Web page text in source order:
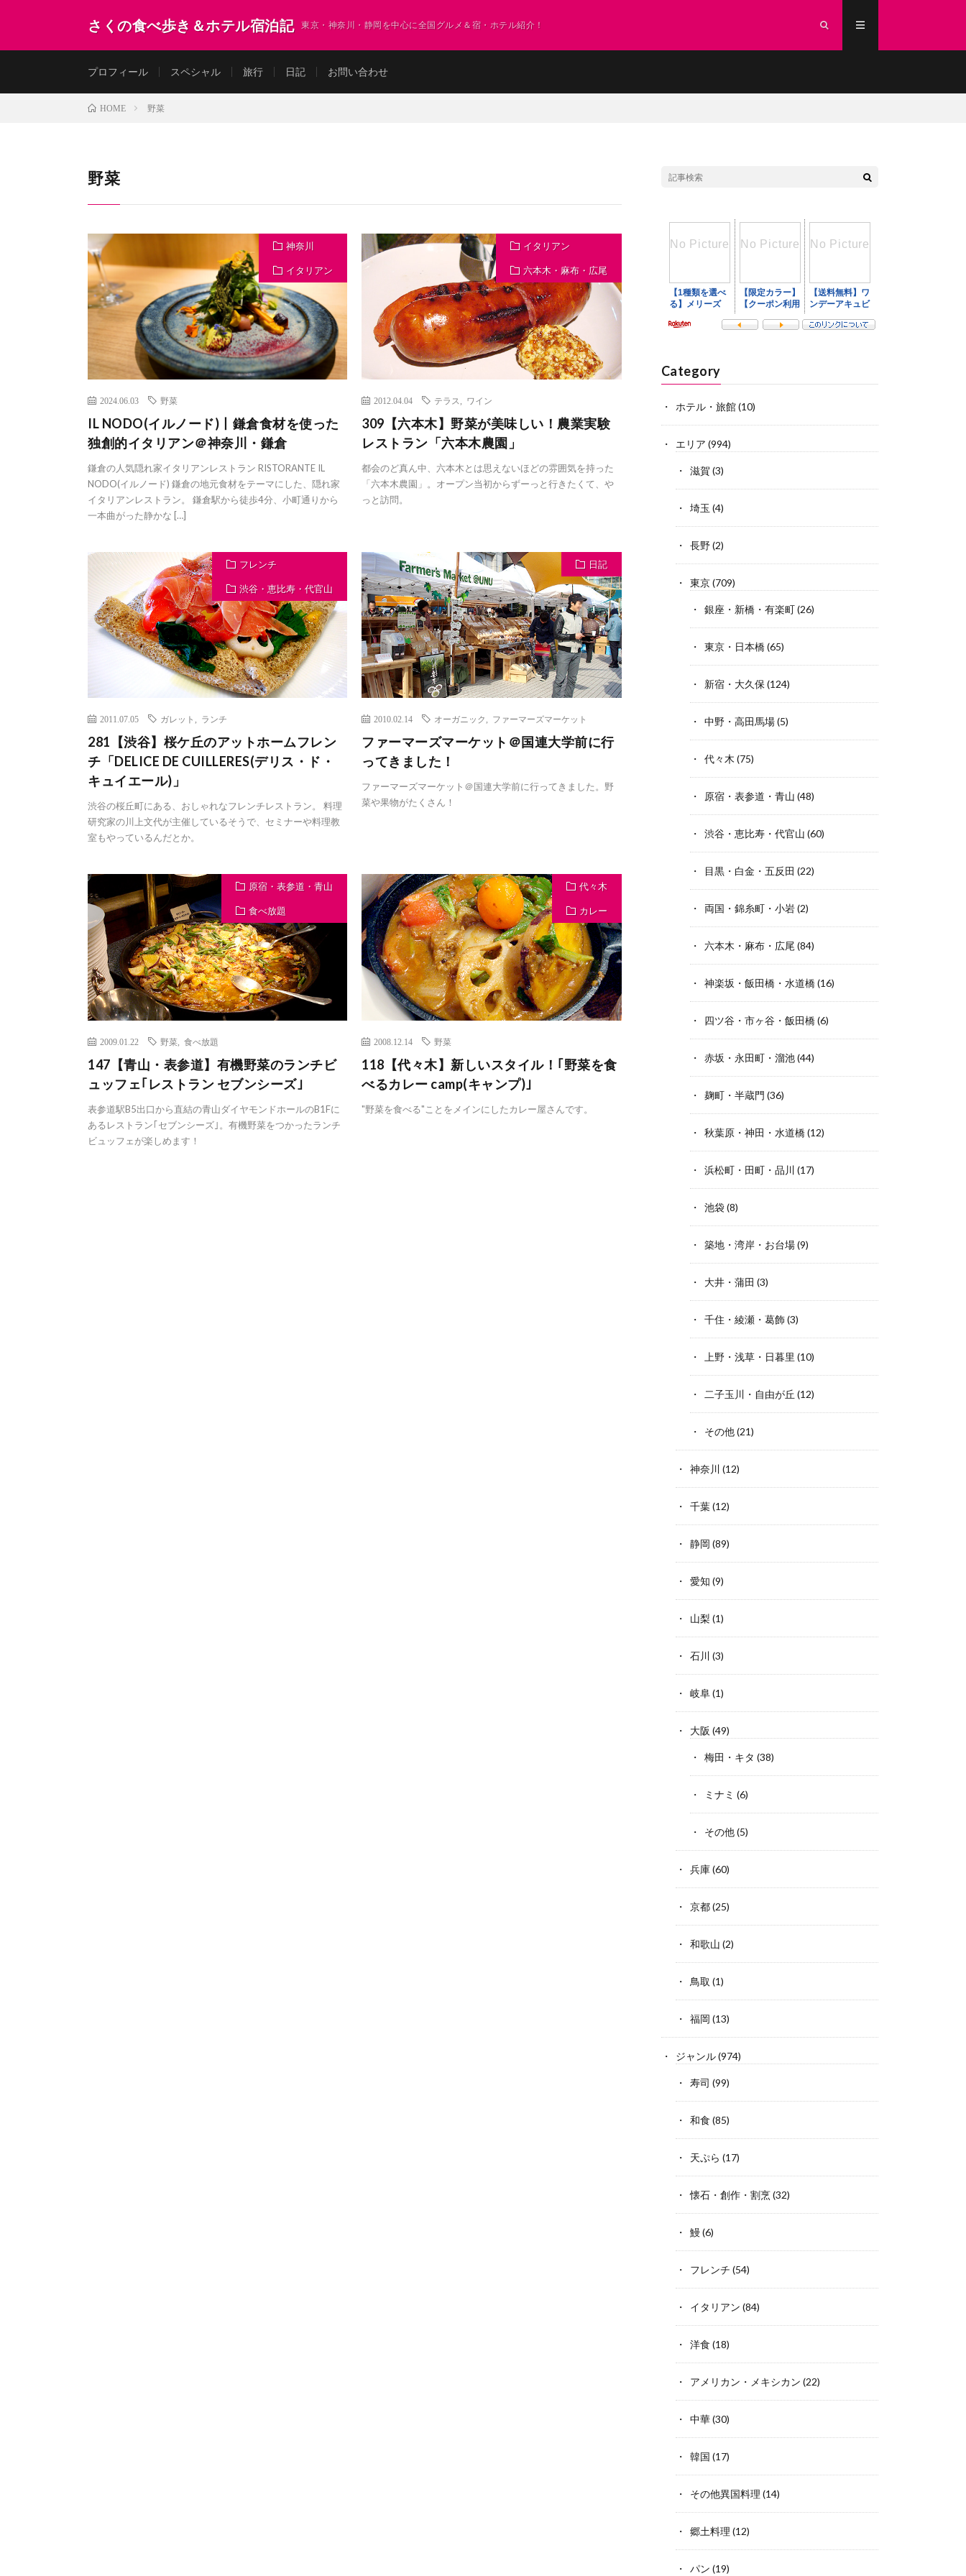
さくの食べ歩き＆ホテル宿泊記 東京・神奈川・静岡を中心に全国グルメ＆宿・ホテル紹介！
プロフィール スペシャル 旅行 日記 お問い合わせ
HOME 野菜
野菜
神奈川
イタリアン
2024.06.03 野菜
IL NODO(イルノード)丨鎌倉食材を使った
独創的イタリアン＠神奈川・鎌倉
鎌倉の人気隠れ家イタリアンレストラン RISTORANTE IL
NODO(イルノード) 鎌倉の地元食材をテーマにした、隠れ家
イタリアンレストラン。 鎌倉駅から徒歩4分、小町通りから
一本曲がった静かな […]
イタリアン
六本木・麻布・広尾
2012.04.04 テラス ワイン
309【六本木】野菜が美味しい！農業実験
レストラン「六本木農園」
都会のど真ん中、六本木とは思えないほどの雰囲気を持った
「六本木農園」。オープン当初からずーっと行きたくて、や
っと訪問。
フレンチ
渋谷・恵比寿・代官山
2011.07.05 ガレット ランチ
281【渋谷】桜ケ丘のアットホームフレン
チ「DELICE DE CUILLERES(デリス・ド・
キュイエール)」
渋谷の桜丘町にある、おしゃれなフレンチレストラン。 料理
研究家の川上文代が主催しているそうで、セミナーや料理教
室もやっているんだとか。
日記
2010.02.14 オーガニック ファーマーズマーケット
ファーマーズマーケット＠国連大学前に行
ってきました！
ファーマーズマーケット＠国連大学前に行ってきました。野
菜や果物がたくさん！
原宿・表参道・青山
食べ放題
2009.01.22 野菜 食べ放題
147【青山・表参道】有機野菜のランチビ
ュッフェ｢レストラン セブンシーズ｣
表参道駅B5出口から直結の青山ダイヤモンドホールのB1Fに
あるレストラン｢セブンシーズ｣。有機野菜をつかったランチ
ビュッフェが楽しめます！
代々木
カレー
2008.12.14 野菜
118【代々木】新しいスタイル！｢野菜を食
べるカレー camp(キャンプ)｣
"野菜を食べる"ことをメインにしたカレー屋さんです。
Category
ホテル・旅館(10)
エリア (994)
滋賀 (3)
埼玉 (4)
長野(2)
東京(709)
銀座・新橋・有楽町(26)
東京・日本橋(65)
新宿・大久保 (124)
中野・高田馬場(5)
代々木 (75)
原宿・表参道・青山 (48)
渋谷・恵比寿・代官山 (60)
目黒・白金・五反田 (22)
両国・錦糸町・小岩(2)
六本木・麻布・広尾 (84)
神楽坂・飯田橋・水道橋(16)
四ツ谷・市ヶ谷・飯田橋(6)
赤坂・永田町・溜池(44)
麹町・半蔵門 (36)
秋葉原・神田・水道橋(12)
浜松町・田町・品川 (17)
池袋(8)
築地・湾岸・お台場(9)
大井・蒲田 (3)
千住・綾瀬・葛飾(3)
上野・浅草・日暮里 (10)
二子玉川・自由が丘 (12)
その他(21)
神奈川 (12)
千葉(12)
静岡 (89)
愛知 (9)
山梨 (1)
石川 (3)
岐阜(1)
大阪 (49)
梅田・キタ (38)
ミナミ (6)
その他(5)
兵庫(60)
京都(25)
和歌山 (2)
鳥取 (1)
福岡 (13)
ジャンル(974)
寿司 (99)
和食 (85)
天ぷら (17)
懐石・創作・割烹(32)
鰻 (6)
フレンチ (54)
イタリアン (84)
洋食 (18)
アメリカン・メキシカン (22)
中華(30)
韓国 (17)
その他異国料理 (14)
郷土料理 (12)
パン (19)